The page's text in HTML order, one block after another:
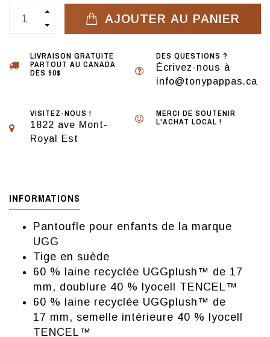
AJOUTER AU PANIER
LIVRAISON GRATUITE
PARTOUT AU CANADA
DÈS 90$
DES QUESTIONS ?
Écrivez-nous à
info@tonypappas.ca
VISITEZ-NOUS !
1822 ave Mont-
Royal Est
MERCI DE SOUTENIR
L'ACHAT LOCAL !
INFORMATIONS
Pantoufle pour enfants de la marque
UGG
Tige en suède
60 % laine recyclée UGGplush™ de 17
mm, doublure 40 % lyocell TENCEL™
60 % laine recyclée UGGplush™ de
17 mm, semelle intérieure 40 % lyocell
TENCEL™